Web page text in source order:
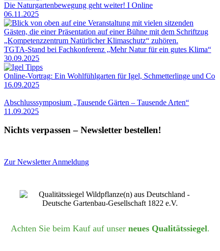
Die Naturgartenbewegung geht weiter! I Online
06.11.2025
TGTA-Stand bei Fachkonferenz „Mehr Natur für ein gutes Klima“
30.09.2025
Online-Vortrag: Ein Wohlfühlgarten für Igel, Schmetterlinge und Co
16.09.2025
Abschlusssymposium „Tausende Gärten – Tausende Arten“
11.09.2025
Nichts verpassen – Newsletter bestellen!
Zur Newsletter Anmeldung
Achten Sie beim Kauf auf unser neues Qualitätssiegel.